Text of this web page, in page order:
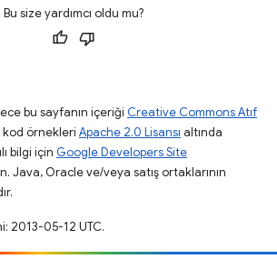
Bu size yardımcı oldu mu?
bu sayfanın içeriği Creative Commons Atıf
kod örnekleri Apache 2.0 Lisansı altında
bilgi için Google Developers Site
Java, Oracle ve/veya satış ortaklarının
2013-05-12 UTC.